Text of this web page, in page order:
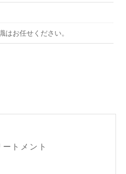
はお任せください。
ートメント